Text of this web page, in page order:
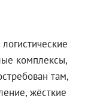
комплексы,
там,
жёсткие